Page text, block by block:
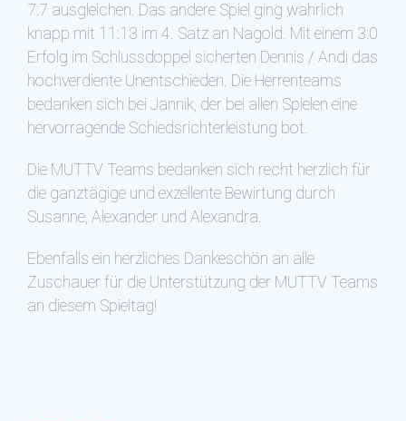
7:7 ausgleichen. Das andere Spiel ging wahrlich
knapp mit 11:13 im 4. Satz an Nagold. Mit einem 3:0
Erfolg im Schlussdoppel sicherten Dennis / Andi das
hochverdiente Unentschieden. Die Herrenteams
bedanken sich bei Jannik, der bei allen Spielen eine
hervorragende Schiedsrichterleistung bot.
Die MUTTV Teams bedanken sich recht herzlich für
die ganztägige und exzellente Bewirtung durch
Susanne, Alexander und Alexandra.
Ebenfalls ein herzliches Dankeschön an alle
Zuschauer für die Unterstützung der MUTTV Teams
an diesem Spieltag!